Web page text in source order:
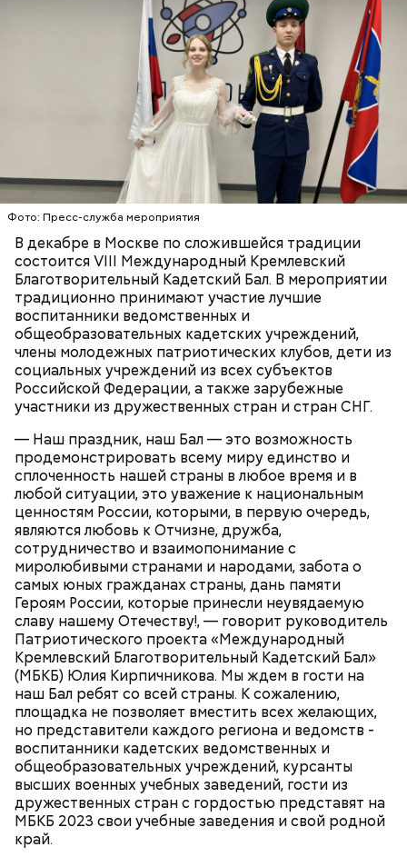
Фото: Пресс-служба мероприятия
В декабре в Москве по сложившейся традиции
состоится VIII Международный Кремлевский
Благотворительный Кадетский Бал. В мероприятии
традиционно принимают участие лучшие
воспитанники ведомственных и
общеобразовательных кадетских учреждений,
члены молодежных патриотических клубов, дети из
социальных учреждений из всех субъектов
Российской Федерации, а также зарубежные
участники из дружественных стран и стран СНГ.
— Наш праздник, наш Бал — это возможность
продемонстрировать всему миру единство и
сплоченность нашей страны в любое время и в
любой ситуации, это уважение к национальным
ценностям России, которыми, в первую очередь,
являются любовь к Отчизне, дружба,
сотрудничество и взаимопонимание с
миролюбивыми странами и народами, забота о
самых юных гражданах страны, дань памяти
Героям России, которые принесли неувядаемую
славу нашему Отечеству!, — говорит руководитель
Патриотического проекта «Международный
Кремлевский Благотворительный Кадетский Бал»
(МБКБ) Юлия Кирпичникова. Мы ждем в гости на
наш Бал ребят со всей страны. К сожалению,
площадка не позволяет вместить всех желающих,
но представители каждого региона и ведомств -
воспитанники кадетских ведомственных и
общеобразовательных учреждений, курсанты
высших военных учебных заведений, гости из
дружественных стран с гордостью представят на
МБКБ 2023 свои учебные заведения и свой родной
край.с сахарным диабетом;
лишним весом.
— В дыне содержится много сахара, который
представлен фруктозой. С одной стороны — это
хорошо, потому что дает энергию. Но важно
помнить, что сладкими дынями не нужно сильно
увлекаться, так же как и арбузами, людям с
сахарным диабетом и лишним весом, —
подчеркнула доктор.
Терапевт Кондрахин назвал
продукты и напитки, которые
выводят токсины из организма
Ранние плоды, по словам врача, лучше не есть:
Чистит сосуды и защищает от
рака: чем полезен кресс-салат